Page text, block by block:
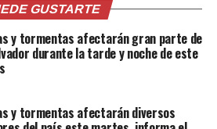
marcarán el domingo, según
el MARN
22 marzo, 2026
En «Nacionales»
GUSTARTE
y tormentas afectarán gran parte de
durante la tarde y noche de este
y tormentas afectarán diversos